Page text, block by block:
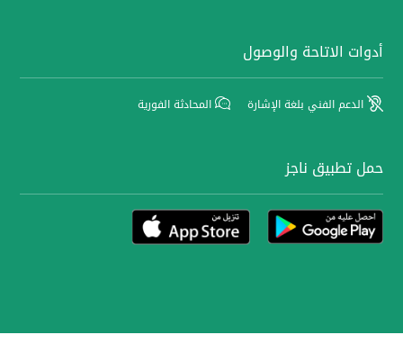
أدوات الاتاحة والوصول
الدعم الفني بلغة الإشارة المحادثة الفورية
حمل تطبيق ناجز